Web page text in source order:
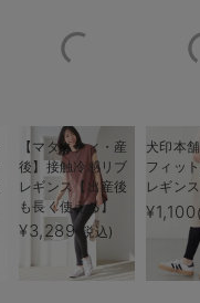
【マタニティ・産
後】接触冷感リブ
レギンス【出産後
も長く使える】
¥3,289(税込)
犬印本
フィッ
レギンス
¥1,100
コットン
ュニックト
ィ・授乳服
える】
¥3,990(税